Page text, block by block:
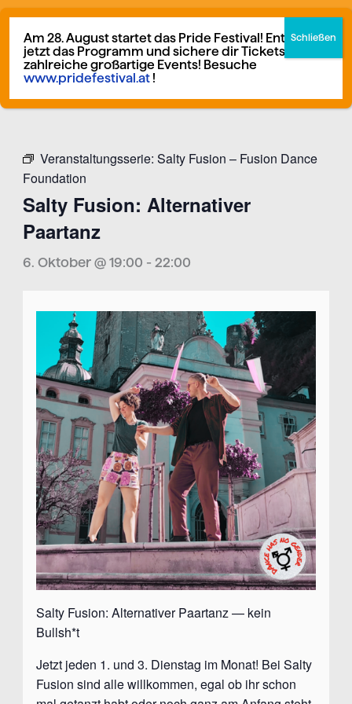
Zum
Inhalt
springen
Mitglied werden
Veranstaltungsserie:Salty Fusion – Fusion Dance
Foundation
Salty Fusion: Alternativer
Paartanz
6. Oktober @ 19:00 -22:00
Salty Fusion: Alternativer Paartanz — kein
Bullsh*t
Jetzt jeden 1. und 3. Dienstag im Monat! Bei Salty
Fusion sind alle willkommen, egal ob ihr schon
Am 28. August startet das Pride Festival! Entdecke
jetzt das Programm und sichere dir Tickets für
zahlreiche großartige Events! Besuche
www.pridefestival.at !